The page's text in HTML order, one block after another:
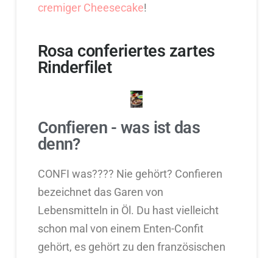
cremiger Cheesecake!
Rosa conferiertes zartes
Rinderfilet
Confieren - was ist das
denn?
CONFI was???? Nie gehört? Confieren
bezeichnet das Garen von
Lebensmitteln in Öl. Du hast vielleicht
schon mal von einem Enten-Confit
gehört, es gehört zu den französischen